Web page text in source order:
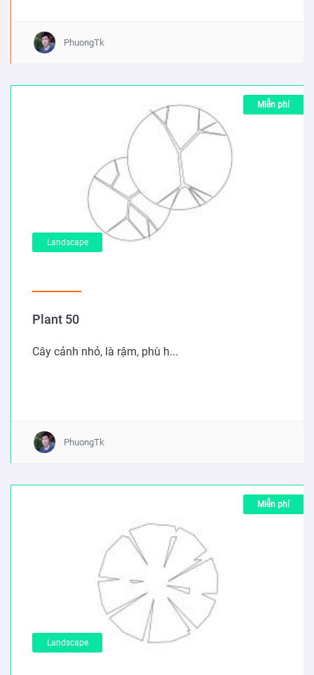
PhuongTk
Landscape
Miễn phí
Plant 50
Cây cảnh nhỏ, là rậm, phù h...
PhuongTk
Landscape
Miễn phí